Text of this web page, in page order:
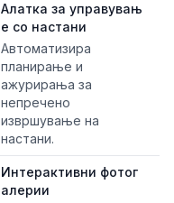
Алатка за управувањ
е со настани
Автоматизира
планирање и
ажурирања за
непречено
извршување на
настани.
Интерактивни фотог
алерии